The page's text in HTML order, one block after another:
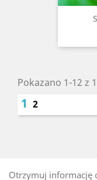
Pokazano 1-12 z
1 2
Otrzymuj informację